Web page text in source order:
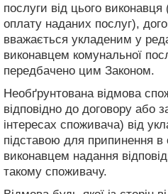
послуги від цього
оплату наданих послуг),
вважається укладеним у
виконавцем комунальної
передбачено цим Законом.
Необґрунтована відмова
відповідно до договору або
інтересах споживача) від
підставою для припинення
виконавцем надання
такому споживачу.